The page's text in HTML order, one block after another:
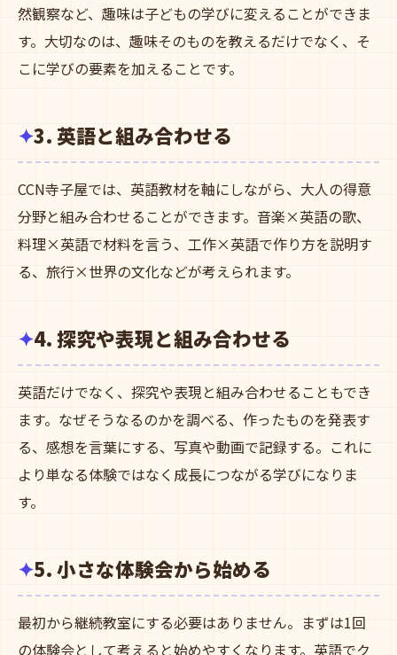
然観察など、趣味は子どもの学びに変えることができま
す。大切なのは、趣味そのものを教えるだけでなく、そ
こに学びの要素を加えることです。
3. 英語と組み合わせる
CCN寺子屋では、英語教材を軸にしながら、大人の得意
分野と組み合わせることができます。音楽×英語の歌、
料理×英語で材料を言う、工作×英語で作り方を説明す
る、旅行×世界の文化などが考えられます。
4. 探究や表現と組み合わせる
英語だけでなく、探究や表現と組み合わせることもでき
ます。なぜそうなるのかを調べる、作ったものを発表す
る、感想を言葉にする、写真や動画で記録する。これに
より単なる体験ではなく成長につながる学びになりま
す。
5. 小さな体験会から始める
最初から継続教室にする必要はありません。まずは1回
の体験会として考えると始めやすくなります。英語でク